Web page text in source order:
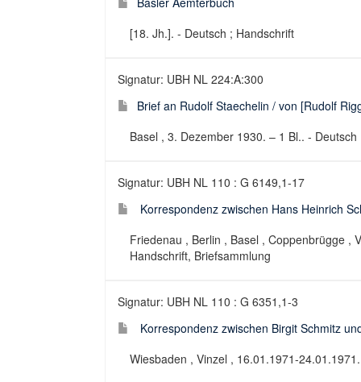
[18. Jh.]. - Deutsch ; Handschrift
Signatur: UBH NL 224:A:300
Brief an Rudolf Staechelin / von [Rudolf
Basel , 3. Dezember 1930. – 1 Bl.. -
Signatur: UBH NL 110 : G 6149,1-17
Korrespondenz zwischen Hans Heinrich
Friedenau , Berlin , Basel , Coppenbrügge ,
Handschrift, Briefsammlung
Signatur: UBH NL 110 : G 6351,1-3
Korrespondenz zwischen Birgit Schmitz
Wiesbaden , Vinzel , 16.01.1971-